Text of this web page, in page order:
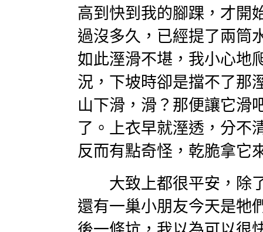
高到快到我的腳踝，才開
過沒多久，已經提了兩筒
如此溼滑不堪，我小心地
況，下坡時卻是擋不了那
山下滑，滑？那便讓它滑
了。上衣早就溼透，分不
反而有點奇怪，乾脆拿它
大致上都很平安，除了
還有一巢小朋友今天是牠